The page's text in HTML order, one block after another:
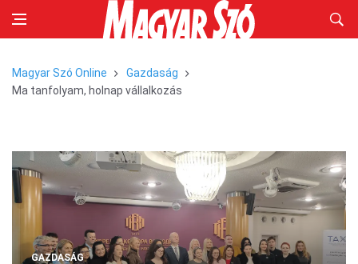
Magyar Szó Online
Gazdaság
Ma tanfolyam, holnap vállalkozás
GAZDASÁG